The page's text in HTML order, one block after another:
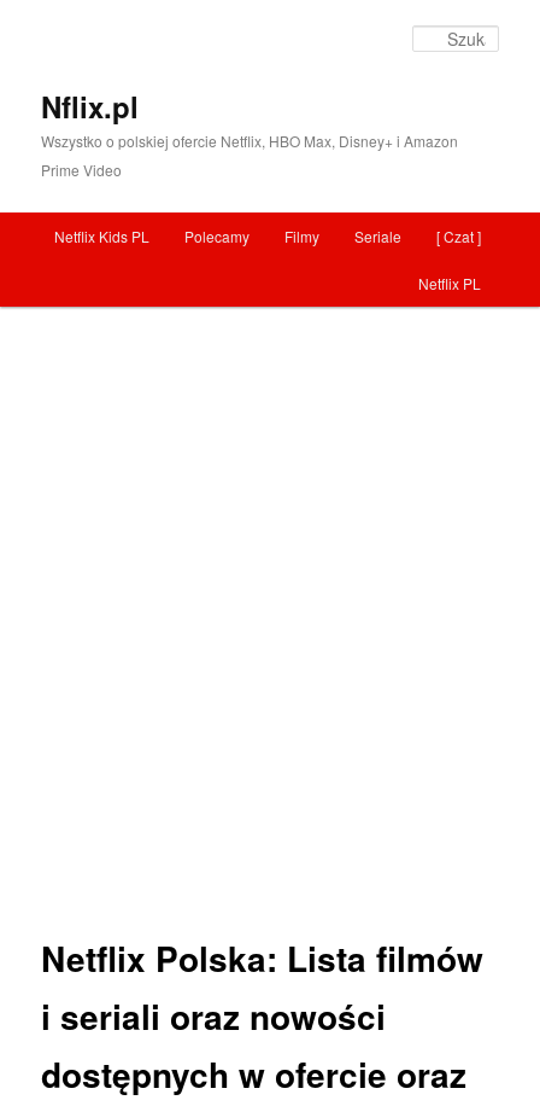
Nflix.pl
Wszystko o polskiej ofercie Netflix, HBO Max, Disney+ i Amazon
Prime Video
Menu główne
Przeskocz do tekstu [ Czat ]
Seriale
Filmy
Polecamy
Netflix Kids PL
Netflix PL
Netflix Polska: Listafilmów
i seriali oraz nowości
dostępnych w ofercie oraz